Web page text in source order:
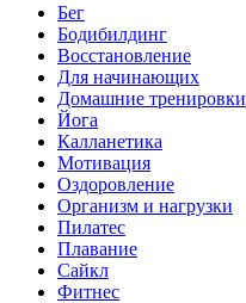
Бег
Бодибилдинг
Восстановление
Для начинающих
Домашние тренировки
Йога
Калланетика
Мотивация
Оздоровление
Организм и нагрузки
Пилатес
Плавание
Сайкл
Фитнес